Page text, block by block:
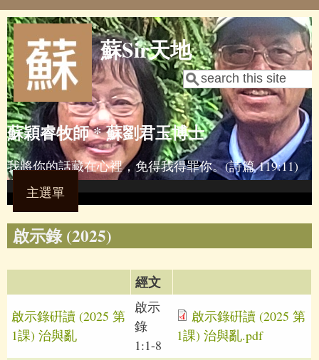
Skip to main content
蘇Sir天地
Search form
Search
蘇穎睿牧師 * 蘇劉君玉博士
我將你的話藏在心裡，免得我得罪你。(詩篇 119:11)
主選單
啟示錄 (2025)
經文
啟示錄硏讀 (2025 第
1課) 治與亂
啟示
錄
1:1-8
啟示錄硏讀 (2025 第
1課) 治與亂.pdf